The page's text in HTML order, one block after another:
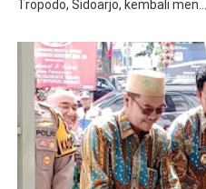
Tropodo, Sidoarjo, kembali men...